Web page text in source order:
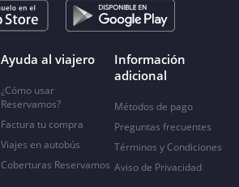
Ayuda al viajero
¿Cómo usar
Reservamos?
Factura tu compra
Viajes en autobús
Coberturas Reservamos
Información
adicional
Métodos de pago
Preguntas frecuentes
Términos y Condiciones
Aviso de Privacidad